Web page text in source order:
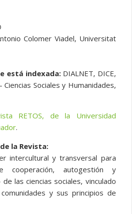
Colomer Viadel, Universitat
está indexada:DIALNET, DICE,
Ciencias Sociales y Humanidades,
RETOS, de la Universidad
.
la Revista:
intercultural y transversal para
cooperación, autogestión y
las ciencias sociales, vinculado
y sus principios de